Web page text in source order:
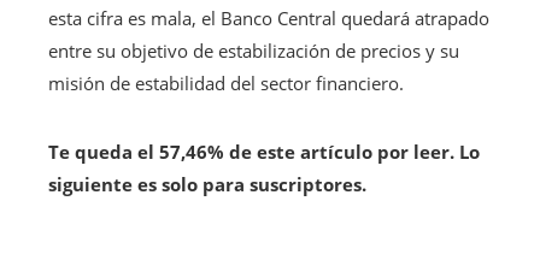
esta cifra es mala, el Banco Central quedará atrapado
entre su objetivo de estabilización de precios y su
misión de estabilidad del sector financiero.
Te queda el 57,46% de este artículo por leer. Lo
siguiente es solo para suscriptores.